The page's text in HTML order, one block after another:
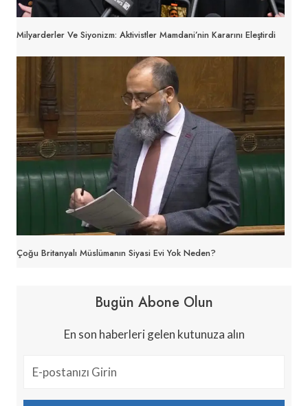
Milyarderler Ve Siyonizm: Aktivistler Mamdani’nin Kararını Eleştirdi
Çoğu Britanyalı Müslümanın Siyasi Evi Yok Neden?
Bugün Abone Olun
En son haberleri gelen kutunuza alın